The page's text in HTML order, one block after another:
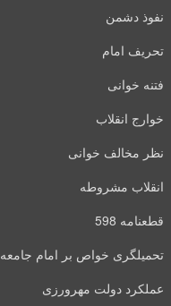
نفوذ دشمن
تحریف امام
فتنه خوانی
خوارج انقلاب
نظر مخالف خوانی
انقلاب مشروطه
قطعنامه 598
تحمیلگری خواص بر امام جامعه
عملکرد دولت مهرورزی